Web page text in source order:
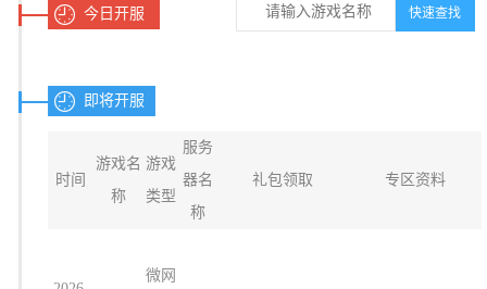
今日开服
即将开服
时间
游戏名
称
游戏
类型
服务
器名
称
礼包领取 专区资料
微网